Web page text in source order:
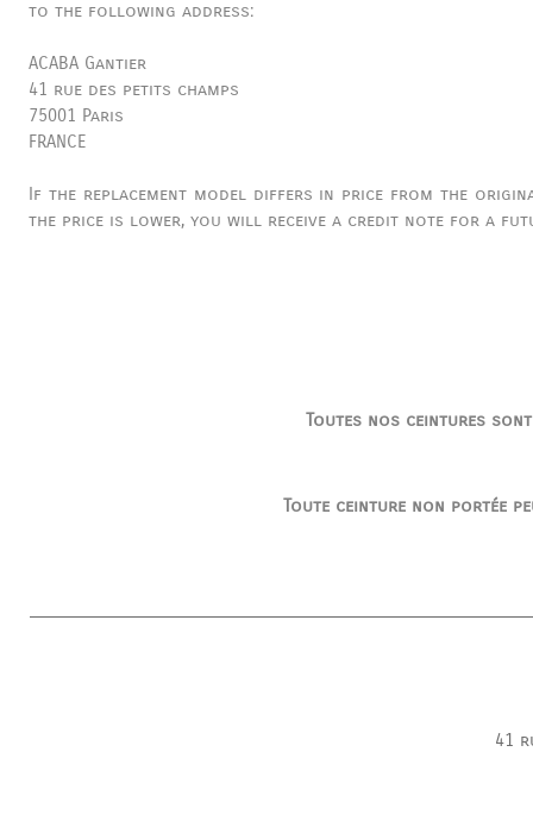
to the following address:
ACABA Gantier
41 rue des petits champs
75001 Paris
FRANCE
If the replacement model differs in price from the
the price is lower, you will receive a credit note for a
Toutes nos ceintures
Toute ceinture non portée
41